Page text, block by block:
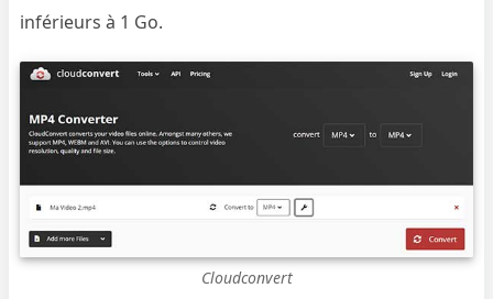
inférieurs à 1 Go.
Cloudconvert